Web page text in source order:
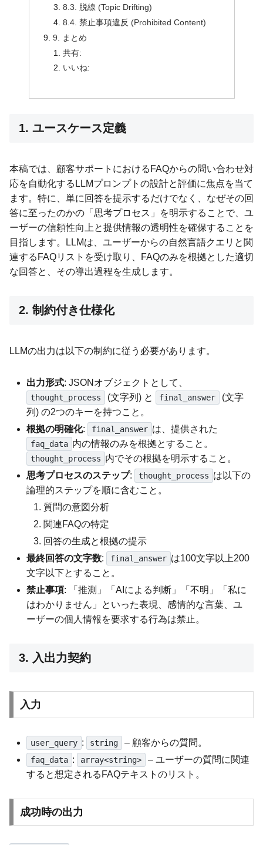
8.3. 脱線 (Topic Drifting)
8.4. 禁止事項違反 (Prohibited Content)
9. まとめ
共有:
いいね:
1. ユースケース定義
本稿では、顧客サポートにおけるFAQからの問い合わせ対
応を自動化するLLMプロンプトの設計と評価に焦点を当て
ます。特に、単に回答を提示するだけでなく、なぜその回
答に至ったのかの「思考プロセス」を明示することで、ユ
ーザーの信頼性向上と提供情報の透明性を確保することを
目指します。LLMは、ユーザーからの自然言語クエリと関
連するFAQリストを受け取り、FAQのみを根拠とした適切
な回答と、その導出過程を生成します。
2. 制約付き仕様化
LLMの出力は以下の制約に従う必要があります。
出力形式: JSONオブジェクトとして、
thought_process (文字列) と final_answer
(文字
列) の2つのキーを持つこと。
根拠の明確化: final_answer は、提供された
faq_data 内の情報のみを根拠とすること。
thought_process 内でその根拠を明示すること。
思考プロセスのステップ: thought_process は以下の
論理的ステップを順に含むこと。
質問の意図分析
関連FAQの特定
回答の生成と根拠の提示
最終回答の文字数: final_answer は100文字以上200
文字以下とすること。
禁止事項: 「推測」「AIによる判断」「不明」「私に
はわかりません」といった表現、感情的な言葉、ユ
ーザーの個人情報を要求する行為は禁止。
3. 入出力契約
入力
user_query : string – 顧客からの質問。
faq_data : array<string>
– ユーザーの質問に関連
すると想定されるFAQテキストのリスト。
成功時の出力